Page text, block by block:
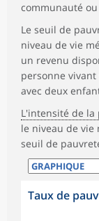
communauté
Le seuil de
niveau de vie
un revenu
personne
avec deux
L'intensité de la
le niveau de
seuil de
Taux de